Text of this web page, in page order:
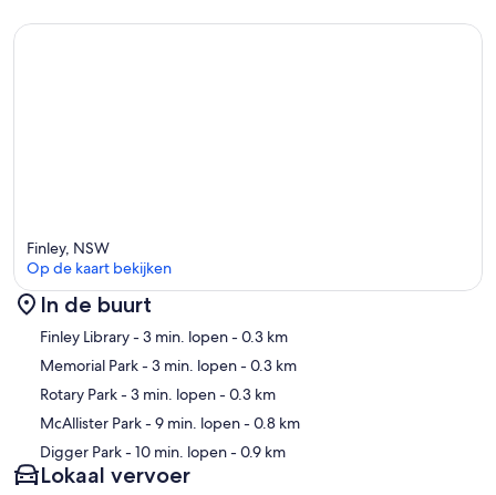
Kaart
Finley, NSW
Op de kaart bekijken
In de buurt
Finley Library- 3 min. lopen- 0.3 km
Memorial Park- 3 min. lopen- 0.3 km
Rotary Park- 3 min. lopen- 0.3 km
McAllister Park- 9 min. lopen- 0.8 km
Digger Park- 10 min. lopen- 0.9 km
Lokaal vervoer